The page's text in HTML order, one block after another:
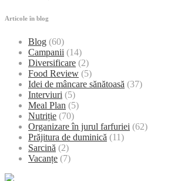
Articole în blog
Blog (60)
Campanii (14)
Diversificare (2)
Food Review (5)
Idei de mâncare sănătoasă (37)
Interviuri (5)
Meal Plan (5)
Nutriție (70)
Organizare în jurul farfuriei (62)
Prăjitura de duminică (11)
Sarcină (2)
Vacanțe (7)